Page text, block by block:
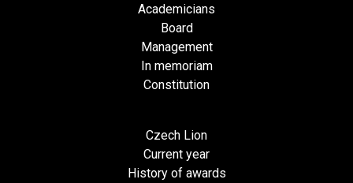
Academicians
Board
Management
In memoriam
Constitution
Czech Lion
Current year
History of awards